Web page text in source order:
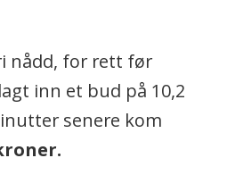
nådd, for rett før
inn et bud på 10,2
senere kom